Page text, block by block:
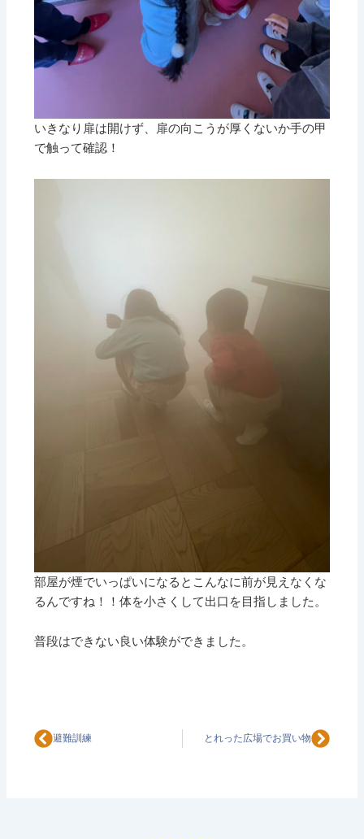
いきなり扉は開けず、扉の向こうが厚くないか手の甲
で触って確認！
部屋が煙でいっぱいになるとこんなに前が見えなくな
るんですね！！体を小さくして出口を目指しました。
普段はできない良い体験ができました。
Prev
避難訓練 とれった広場でお買い物Next